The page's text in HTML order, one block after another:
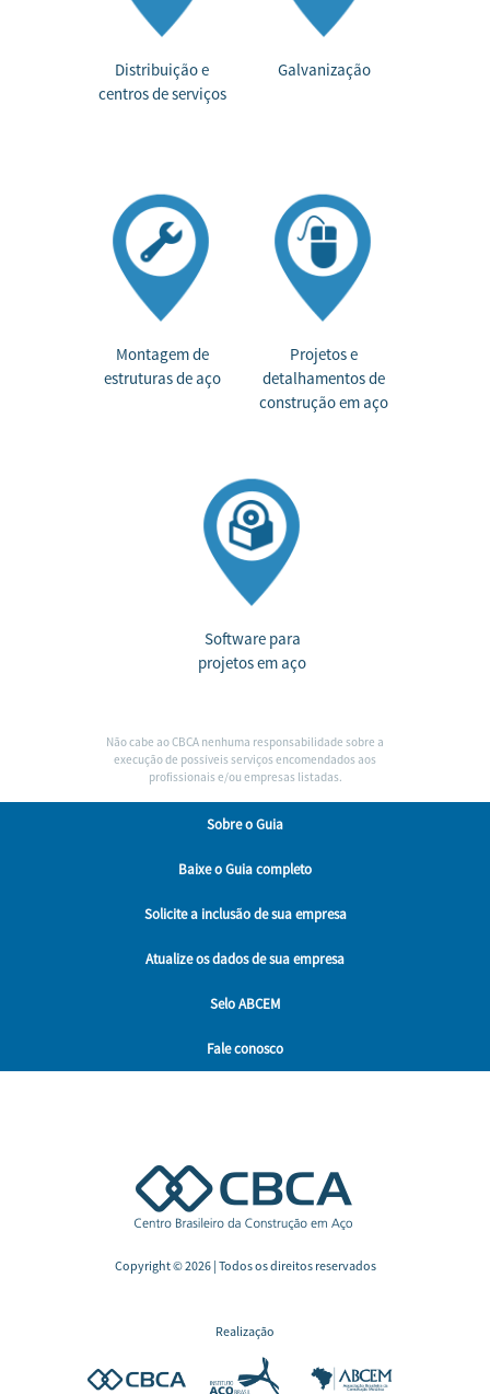
Distribuição e
centros de serviços
Galvanização
Montagem de
estruturas de aço
Projetos e
detalhamentos de
construção em aço
Software para
projetos em aço
Não cabe ao CBCA nenhuma responsabilidade sobre a
execução de possíveis serviços encomendados aos
profissionais e/ou empresas listadas.
Sobreo Guia
Baixeo Guia completo
Soliciteainclusãode sua empresa
Atualizeosdadosde sua empresa
Selo ABCEM
Fale conosco
Copyright © 2026 | Todos os direitos reservados
Realização